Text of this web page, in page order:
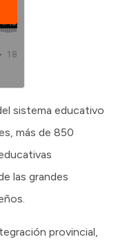
sistema educativo
más de 850
las grandes
provincial,